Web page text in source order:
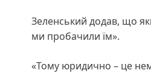
Зеленський додав, що
ми пробачили їм».
«Тому юридично – це